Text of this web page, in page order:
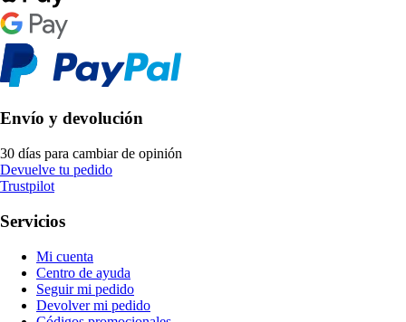
Envío y devolución
30 días para cambiar de opinión
Devuelve tu pedido
Trustpilot
Servicios
Mi cuenta
Centro de ayuda
Seguir mi pedido
Devolver mi pedido